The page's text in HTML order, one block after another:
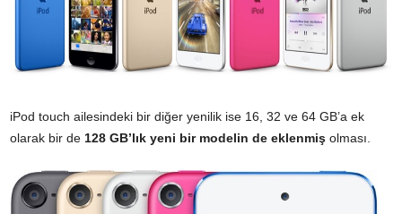
iPod touch ailesindeki bir diğer yenilik ise 16, 32 ve 64 GB’a ek
olarak bir de 128 GB’lık yeni bir modelin de eklenmiş olması.